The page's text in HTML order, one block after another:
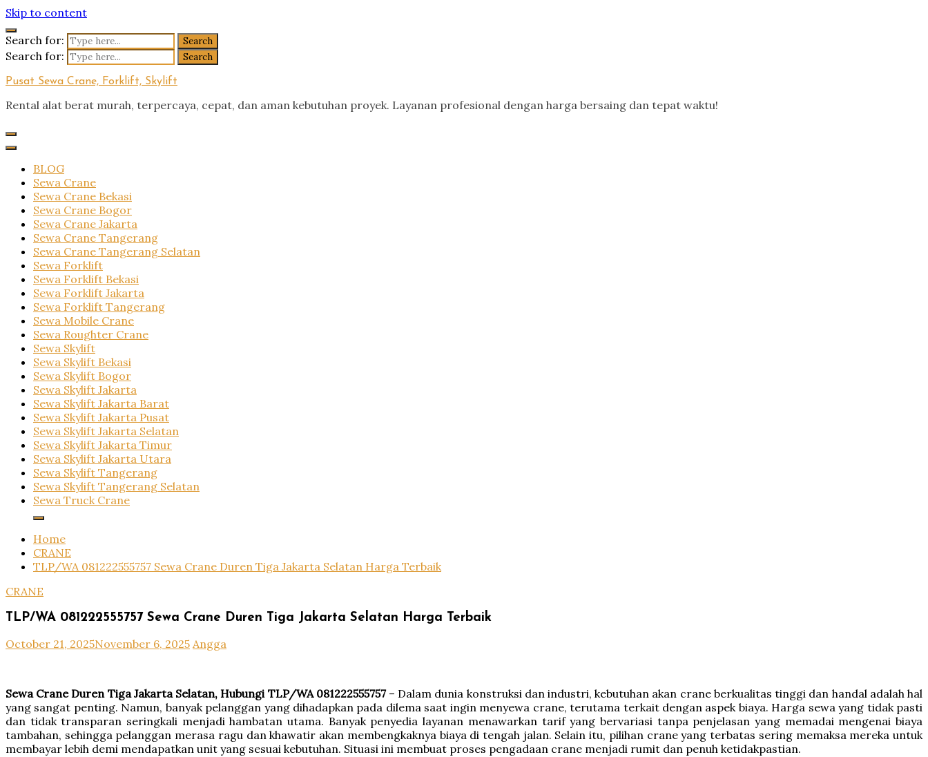
Skip to content
Search for:
Search for:
Pusat Sewa Crane, Forklift, Skylift
Rental alat berat murah, terpercaya, cepat, dan aman kebutuhan proyek. Layanan profesional dengan harga bersaing dan tepat waktu!
BLOG
Sewa Crane
Sewa Crane Bekasi
Sewa Crane Bogor
Sewa Crane Jakarta
Sewa Crane Tangerang
Sewa Crane Tangerang Selatan
Sewa Forklift
Sewa Forklift Bekasi
Sewa Forklift Jakarta
Sewa Forklift Tangerang
Sewa Mobile Crane
Sewa Roughter Crane
Sewa Skylift
Sewa Skylift Bekasi
Sewa Skylift Bogor
Sewa Skylift Jakarta
Sewa Skylift Jakarta Barat
Sewa Skylift Jakarta Pusat
Sewa Skylift Jakarta Selatan
Sewa Skylift Jakarta Timur
Sewa Skylift Jakarta Utara
Sewa Skylift Tangerang
Sewa Skylift Tangerang Selatan
Sewa Truck Crane
Home
CRANE
TLP/WA 081222555757 Sewa Crane Duren Tiga Jakarta Selatan Harga Terbaik
CRANE
TLP/WA 081222555757 Sewa Crane Duren Tiga Jakarta Selatan Harga Terbaik
October 21, 2025November 6, 2025 Angga
Sewa Crane Duren Tiga Jakarta Selatan, Hubungi TLP/WA 081222555757– Dalam dunia konstruksi dan industri, kebutuhan akan crane berkualitas tinggi dan handal adalah hal
yang sangat penting. Namun, banyak pelanggan yang dihadapkan pada dilema saat ingin menyewa crane, terutama terkait dengan aspek biaya. Harga sewa yang tidak pasti
dan tidak transparan seringkali menjadi hambatan utama. Banyak penyedia layanan menawarkan tarif yang bervariasi tanpa penjelasan yang memadai mengenai biaya
tambahan, sehingga pelanggan merasa ragu dan khawatir akan membengkaknya biaya di tengah jalan. Selain itu, pilihan crane yang terbatas sering memaksa mereka untuk
membayar lebih demi mendapatkan unit yang sesuai kebutuhan. Situasi ini membuat proses pengadaan crane menjadi rumit dan penuh ketidakpastian.